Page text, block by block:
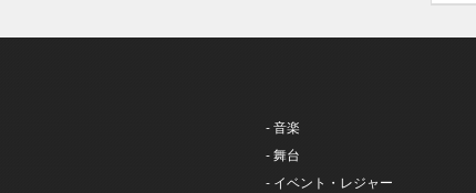
- 音楽
- 舞台
- イベント・レジャー